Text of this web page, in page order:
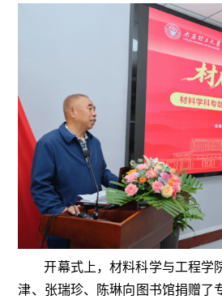
开幕式上，材料科学与工程学
津、张瑞珍、陈琳向图书馆捐赠了